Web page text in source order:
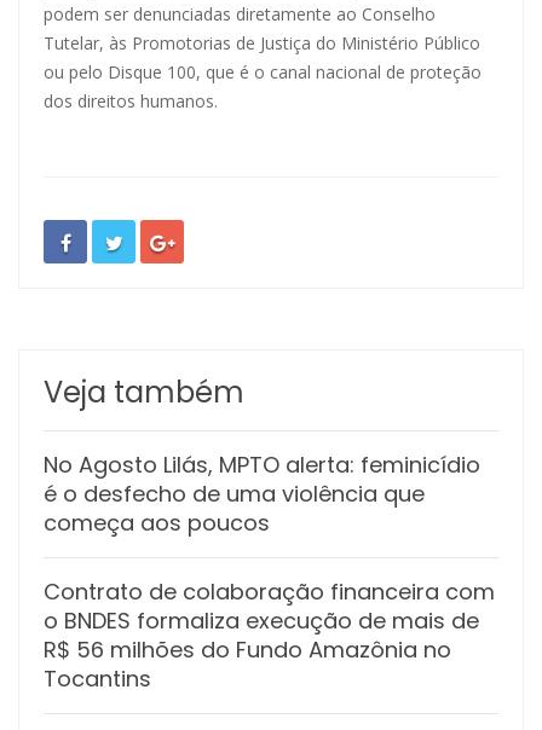
podem ser denunciadas diretamente ao Conselho
Tutelar, às Promotorias de Justiça do Ministério Público
ou pelo Disque 100, que é o canal nacional de proteção
dos direitos humanos.
Veja também
No Agosto Lilás, MPTO alerta: feminicídio
é o desfecho de uma violência que
começa aos poucos
Contrato de colaboração financeira com
o BNDES formaliza execução de mais de
R$ 56 milhões do Fundo Amazônia no
Tocantins